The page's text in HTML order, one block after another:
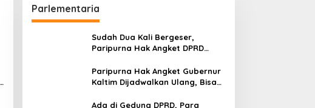
Parlementaria
Sudah Dua Kali Bergeser,
Paripurna Hak Angket DPRD
Paripurna Hak Angket Gubernur
Kaltim Dijadwalkan Ulang, Bisa
Ada di Gedung DPRD, Para